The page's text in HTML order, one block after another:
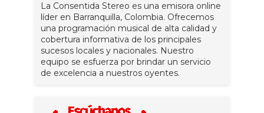
La Consentida Stereo es una emisora online
líder en Barranquilla, Colombia. Ofrecemos
una programación musical de alta calidad y
cobertura informativa de los principales
sucesos locales y nacionales. Nuestro
equipo se esfuerza por brindar un servicio
de excelencia a nuestros oyentes.